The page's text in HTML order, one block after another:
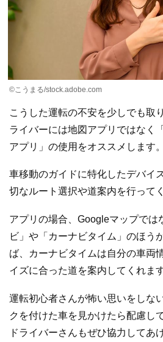
©こうまる/stock.adobe.com
こうした運転の不安を少しでも取
ライバーには地図アプリではなく
アプリ」の使用をオススメします。
車移動のガイドに特化したデバイ
切なルート選択や道案内を行って
アプリの場合、Googleマップでは
ビ」や「カーナビタイム」のほう
ば、カーナビタイムは自分の車両
イズに合った道を案内してくれます
運転初心者さんが怖い思いをしな
クを付けた車を見かけたら配慮し
ドライバーさんもぜひ協力してあ